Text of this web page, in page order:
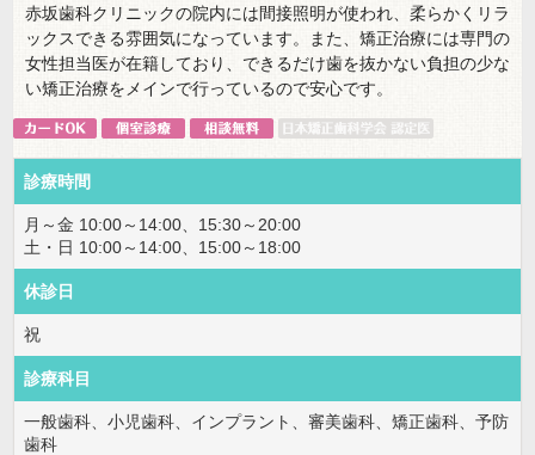
赤坂歯科クリニックの院内には間接照明が使われ、柔らかくリラ
ックスできる雰囲気になっています。また、矯正治療には専門の
女性担当医が在籍しており、できるだけ歯を抜かない負担の少な
い矯正治療をメインで行っているので安心です。
診療時間
月～金 10:00～14:00、15:30～20:00
土・日 10:00～14:00、15:00～18:00
休診日
祝
診療科目
一般歯科、小児歯科、インプラント、審美歯科、矯正歯科、予防
歯科